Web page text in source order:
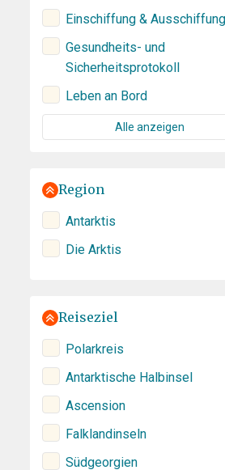
Einschiffung & Ausschiffung
Gesundheits- und
Sicherheitsprotokoll
Leben an Bord
Alle anzeigen
Region
Antarktis
Die Arktis
Reiseziel
Polarkreis
Antarktische Halbinsel
Ascension
Falklandinseln
Südgeorgien